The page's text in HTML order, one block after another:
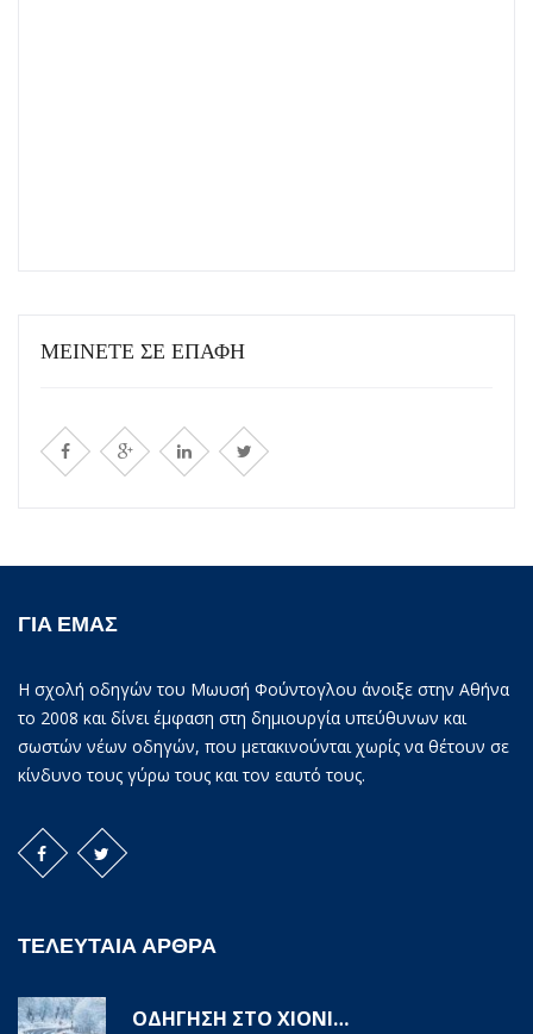
ΜΕΙΝΕΤΕ ΣΕ ΕΠΑΦΗ
ΓΙΑ ΕΜΑΣ
Η σχολή οδηγών του Μωυσή Φούντογλου άνοιξε στην Αθήνα
το 2008 και δίνει έμφαση στη δημιουργία υπεύθυνων και
σωστών νέων οδηγών, που μετακινούνται χωρίς να θέτουν σε
κίνδυνο τους γύρω τους και τον εαυτό τους.
ΤΕΛΕΥΤΑΙΑ ΑΡΘΡΑ
ΟΔΗΓΗΣΗ ΣΤΟ ΧΙΟΝΙ…